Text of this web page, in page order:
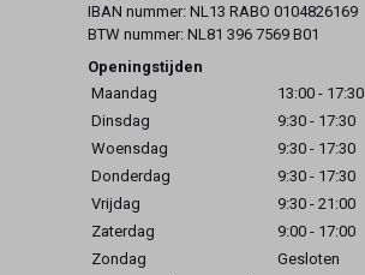
IBAN nummer: NL13 RABO 0104826169
BTW nummer: NL81 396 7569 B01
Openingstijden
Maandag
13:00 - 17:30
Dinsdag
9:30 - 17:30
Woensdag
9:30 - 17:30
Donderdag
9:30 - 17:30
Vrijdag
9:30 - 21:00
Zaterdag
9:00 - 17:00
Zondag
Gesloten